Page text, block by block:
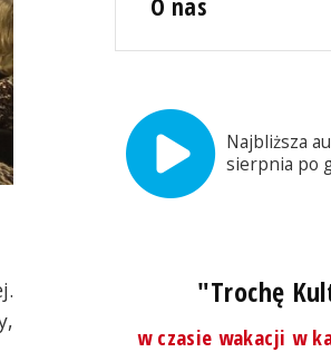
"Muzyka i Kosmos" Fot. Małgorzata Frymus
Najbliższa
sierpnia po
"Trochę
w czasie wakacji w